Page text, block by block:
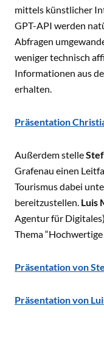
mittels künstlicher
GPT-API werden
Abfragen
weniger technisch
Informationen aus
erhalten.
Präsentation
Außerdem stelle
Grafenau einen
Tourismus dabei
bereitzustellen. Luis
Agentur für
Thema
Präsentation von
Präsentation von